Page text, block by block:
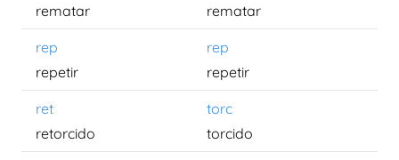
rematar
rematar
rep
rep
repetir
repetir
ret
torc
retorcido
torcido